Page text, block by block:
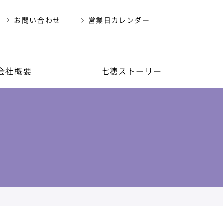
社概要 七穂ストーリー
お問い合わせ 営業日カレンダー